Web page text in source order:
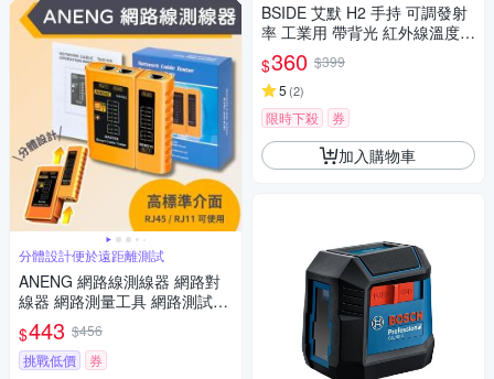
分體設計便於遠距離測試
ANENG 網路線測線器 網路對
線器 網路測量工具 網路測試儀
可調測量
$443 $456
挑戰低價
券
BSIDE 艾默 H2 手持 可調發射
率 工業用 帶背光 紅外線溫度槍
紅外線測溫儀 紅外線溫度計 非
接觸式溫度計 手持式感溫棒 食
品溫度計 電子溫度計 感應測溫
槍
$360 $399
5 (2)
限時下殺 券
加入購物車